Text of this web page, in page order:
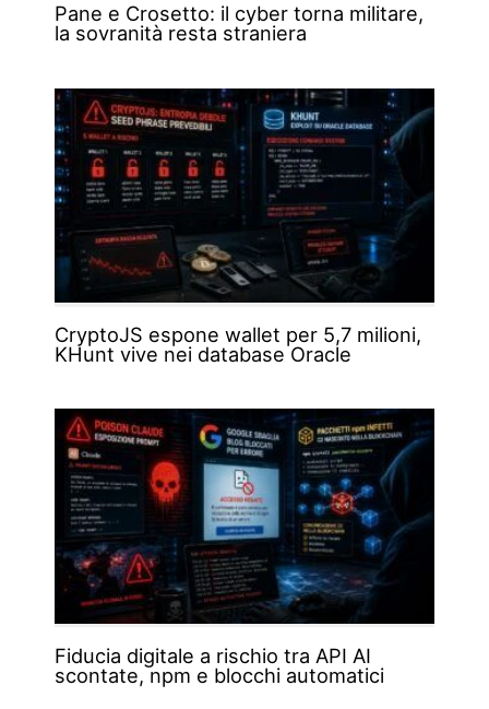
Pane e Crosetto: il cyber torna militare,
la sovranità resta straniera
CryptoJS espone wallet per 5,7 milioni,
KHunt vive nei database Oracle
Fiducia digitale a rischio tra API AI
scontate, npm e blocchi automatici